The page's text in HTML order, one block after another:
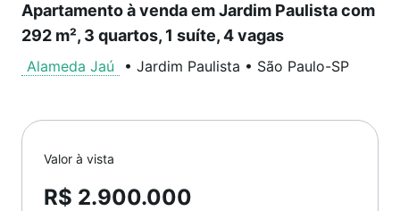
Apartamento à venda em Jardim Paulista com
292 m², 3 quartos, 1 suíte, 4 vagas
Alameda Jaú • Jardim Paulista • São Paulo-SP
Valor à vista
R$ 2.900.000